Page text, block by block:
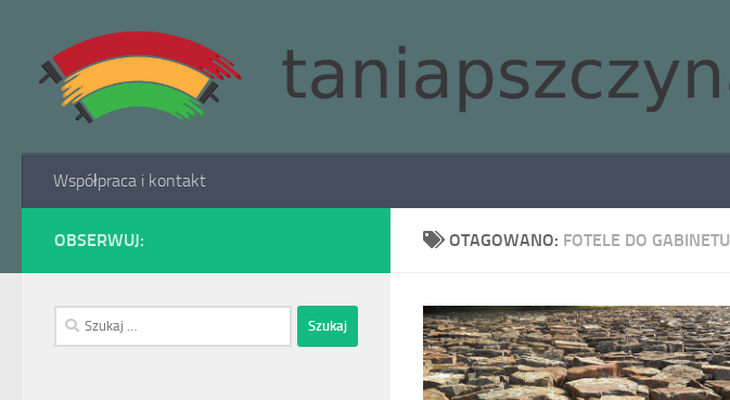
Skip to content
Współpraca i kontakt
OTAGOWANO: FOTELE DO GABINETU
OBSERWUJ:
Szukaj: